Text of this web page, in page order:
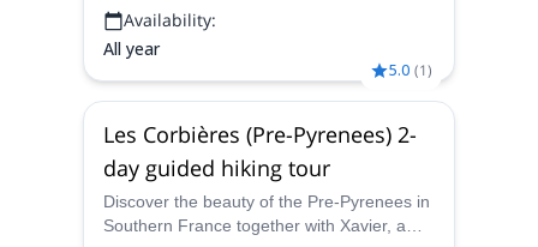
Availability:
All year
5.0 (1)
Les Corbières (Pre-Pyrenees) 2-
day guided hiking tour
Discover the beauty of the Pre-Pyrenees in
Southern France together with Xavier, a